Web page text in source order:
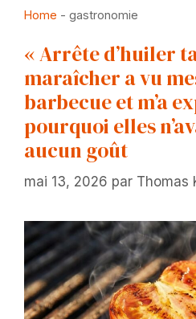
Home - gastronomie
« Arrête d’huiler
maraîcher a vu
barbecue et m’a
pourquoi elles
aucun goût
mai 13, 2026 par Thomas